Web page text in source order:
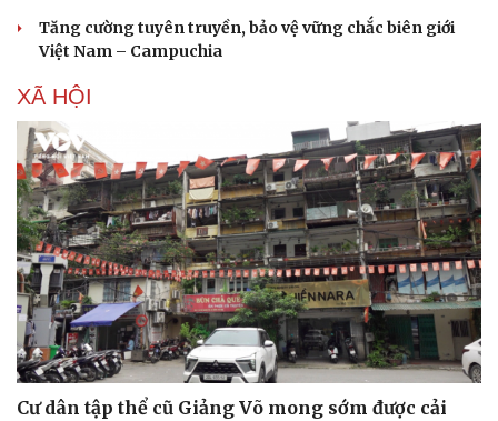
Tăng cường tuyên truyền, bảo vệ vững chắc biên giới
Việt Nam – Campuchia
XÃ HỘI
Cư dân tập thể cũ Giảng Võ mong sớm được cải